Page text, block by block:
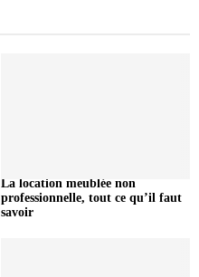
La location meublée non
professionnelle, tout ce qu’il faut
savoir